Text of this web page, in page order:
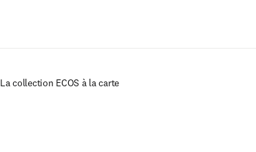
La collection ECOS à la carte